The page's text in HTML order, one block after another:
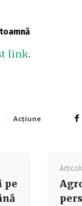
link.
Acțiune
pe